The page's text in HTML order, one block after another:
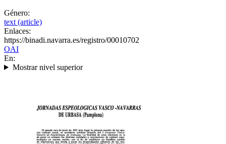
Género:
text (article)
Enlaces:
https://binadi.navarra.es/registro/00010702
OAI
En:
Mostrar nivel superior